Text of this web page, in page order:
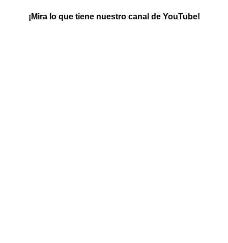
¡Mira lo que tiene nuestro canal de YouTube!